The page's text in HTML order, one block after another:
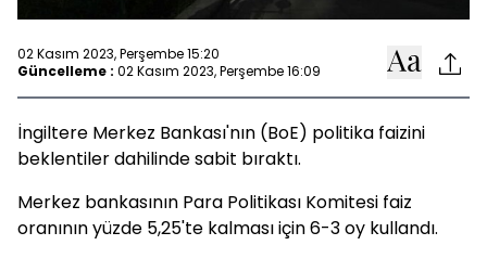
02 Kasım 2023, Perşembe 15:20
Güncelleme : 02 Kasım 2023, Perşembe 16:09
İngiltere Merkez Bankası'nın (BoE) politika faizini
beklentiler dahilinde sabit bıraktı.
Merkez bankasının Para Politikası Komitesi faiz
oranının yüzde 5,25'te kalması için 6-3 oy kullandı.